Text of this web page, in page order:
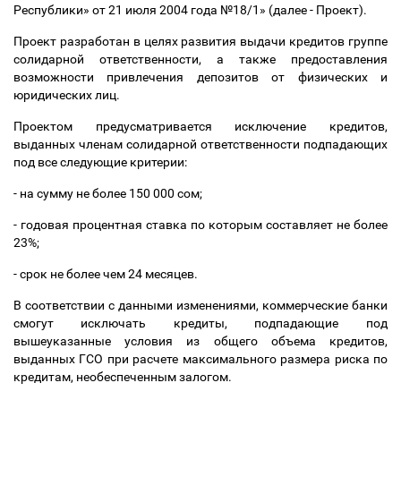
Республики» от 21 июля 2004 года №18/1» (далее - Проект).
Проект разработан в целях развития выдачи кредитов группе
солидарной ответственности, а также предоставления
возможности привлечения депозитов от физических и
юридических лиц.
Проектом предусматривается исключение кредитов,
выданных членам солидарной ответственности подпадающих
под все следующие критерии:
- на сумму не более 150 000 сом;
- годовая процентная ставка по которым составляет не более
23%;
- срок не более чем 24 месяцев.
В соответствии с данными изменениями, коммерческие банки
смогут исключать кредиты, подпадающие под
вышеуказанные условия из общего объема кредитов,
выданных ГСО при расчете максимального размера риска по
кредитам, необеспеченным залогом.